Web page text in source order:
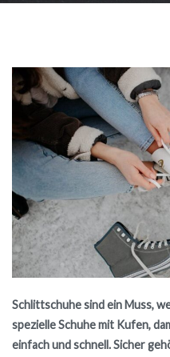
Schlittschuhe sind ein Muss,
spezielle Schuhe mit Kufen,
einfach und schnell. Sicher